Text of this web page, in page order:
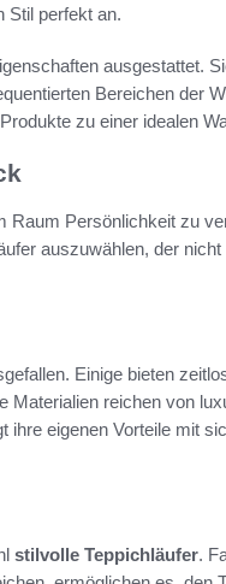
Stil perfekt an.
ausgestattet.
Bereichen der
zu einer idealen
Persönlichkeit zu
auszuwählen, der
Einige bieten
Materialien reichen von
eigenen Vorteile mit
stilvolle Teppichläufer.